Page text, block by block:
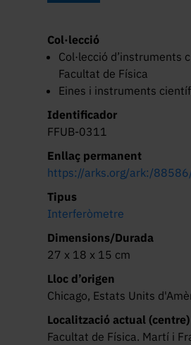
Col·lecció
Col·lecció d’instruments
Facultat de Física
Eines i instruments
Identificador
FFUB-0311
Enllaç permanent
https://arks.org/ark:/
Tipus
Interferòmetre
Dimensions/Durada
27 x 18 x 15 cm
Lloc d’origen
Chicago, Estats Units
Localització actual (centre)
Facultat de Física. Martí i